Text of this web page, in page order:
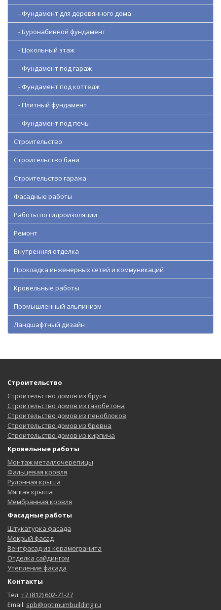
- Фундамент для деревянного дома
- Буронабивной фундамент
- Цокольный этаж
- Фундамент под гараж
- Фундамент под коттедж
- Плитный фундамент
- Фундамент под печь
Строительство
Строительство бани
Строительство гаража
Фасадные работы
Работы по гидроизоляции
Ремонт
Внутренняя отделка
Прокладка инженерных сетей и коммуникаций
Кровельные работы
Промышленный альпинизм
Ландшафтный дизайн
Строительство
Строительство домов из бруса
Строительство домов из газобетона
Строительство домов из пеноблоков
Строительство домов из бревна
Строительство домов из кирпича
Кровельные работы
Монтаж металлочерепицы
Фальцевая кровля
Рулонная крыша
Мягкая крыша
Мембранная кровля
Фасадные работы
Штукатурка фасада
Мокрый фасад
Вентфасад из керамогранита
Отделка сайдингом
Утепление фасада
Контакты
Тел: +7 (812) 602-71-27
Email: spb@optimumbuilding.ru